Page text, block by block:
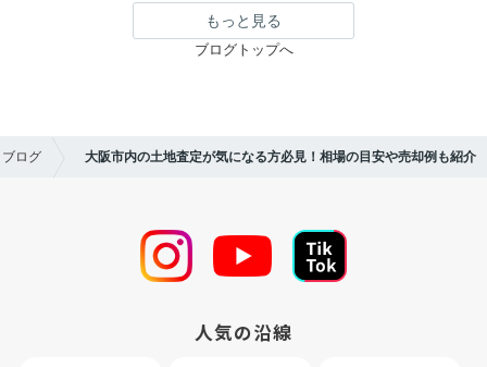
もっと見る
ブログトップへ
ブログ 大阪市内の土地査定が気になる方必見！相場の目安や売却例も紹介
人気の沿線